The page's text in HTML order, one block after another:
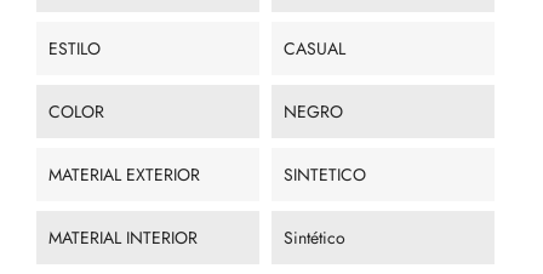
ESTILO CASUAL
COLOR NEGRO
MATERIAL EXTERIOR SINTETICO
MATERIAL INTERIOR Sintético